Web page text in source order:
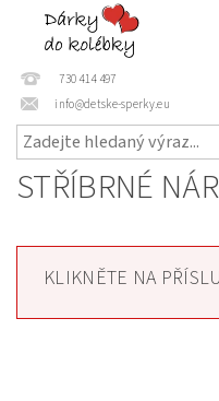
730 414 497
info@detske-sperky.eu
STŘÍBRNÉ
KLIKNĚTE NA